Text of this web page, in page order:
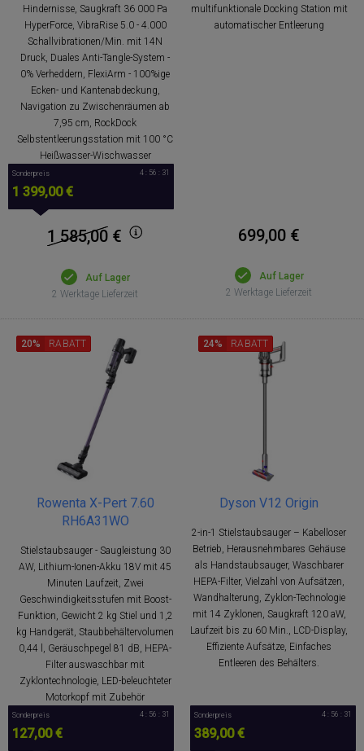
Hindernisse, Saugkraft 36 000 Pa
HyperForce, VibraRise 5.0 - 4.000
Schallvibrationen/Min. mit 14N
Druck, Duales Anti-Tangle-System -
0% Verheddern, FlexiArm - 100%ige
Ecken- und Kantenabdeckung,
Navigation zu Zwischenräumen ab
7,95 cm, RockDock
Selbstentleerungsstation mit 100 °C
Heißwasser-Wischwasser
Sonderpreis
1 399,00 €
4 : 56 : 30
1 585,00 €
Auf Lager
2 Werktage Lieferzeit
multifunktionale Docking Station mit
automatischer Entleerung
699,00 €
Auf Lager
2 Werktage Lieferzeit
Rowenta X-Pert 7.60
RH6A31WO
Stielstaubsauger - Saugleistung 30
AW, Lithium-Ionen-Akku 18V mit 45
Minuten Laufzeit, Zwei
Geschwindigkeitsstufen mit Boost-
Funktion, Gewicht 2 kg Stiel und 1,2
kg Handgerät, Staubbehältervolumen
0,44 l, Geräuschpegel 81 dB, HEPA-
Filter auswaschbar mit
Zyklontechnologie, LED-beleuchteter
Motorkopf mit Zubehör
20% RABATT
Sonderpreis
127,00 €
4 : 56 : 30
Dyson V12 Origin
2-in-1 Stielstaubsauger – Kabelloser
Betrieb, Herausnehmbares Gehäuse
als Handstaubsauger, Waschbarer
HEPA-Filter, Vielzahl von Aufsätzen,
Wandhalterung, Zyklon-Technologie
mit 14 Zyklonen, Saugkraft 120 aW,
Laufzeit bis zu 60 Min., LCD-Display,
Effiziente Aufsätze, Einfaches
Entleeren des Behälters.
24% RABATT
Sonderpreis
389,00 €
4 : 56 : 30